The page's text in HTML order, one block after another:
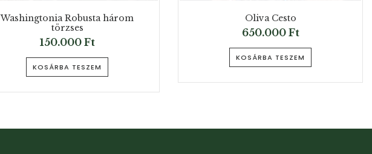
Washingtonia Robusta három
törzses
150.000 Ft
KOSÁRBA TESZEM
Oliva Cesto
650.000 Ft
KOSÁRBA TESZEM